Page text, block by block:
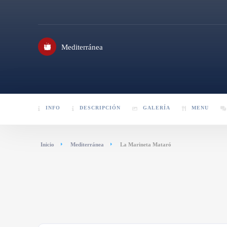
Mediterránea
INFO DESCRIPCIÓN GALERÍA MENU
Inicio Mediterránea La Marineta Mataró